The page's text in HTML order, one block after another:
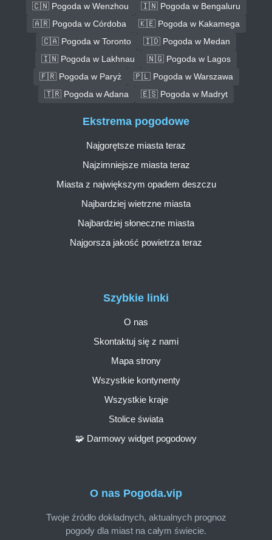
🇨🇳 Pogoda w Wenzhou
🇮🇳 Pogoda w Bengaluru
🇦🇷 Pogoda w Córdoba
🇰🇪 Pogoda w Kakamega
🇨🇦 Pogoda w Toronto
🇮🇩 Pogoda w Medan
🇮🇳 Pogoda w Lakhnau
🇳🇬 Pogoda w Lagos
🇫🇷 Pogoda w Paryż
🇵🇱 Pogoda w Warszawa
🇹🇷 Pogoda w Adana
🇪🇸 Pogoda w Madryt
O nas Pogoda.vip
Twoje źródło dokładnych, aktualnych prognoz
pogody dla miast na całym świecie.
Szybkie linki
O nas
Skontaktuj się z nami
Mapa strony
Wszystkie kontynenty
Wszystkie kraje
Stolice świata
🧩 Darmowy widget pogodowy
Ekstrema pogodowe
Najgorętsze miasta teraz
Najzimniejsze miasta teraz
Miasta z największym opadem deszczu
Najbardziej wietrzne miasta
Najbardziej słoneczne miasta
Najgorsza jakość powietrza teraz